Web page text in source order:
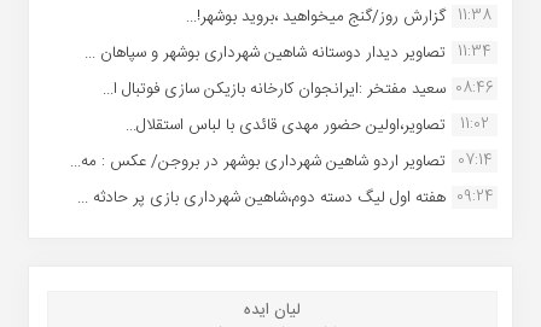
11:38 گزارش روز/گنج میخواهید ،بروید بوشهر!...
11:34 تصاویر دیدار دوستانه شاهین شهردارى بوشهر و سپاهان ...
08:46 سعید مفتخر :ایرانجوان کارخانه بازیکن سازی فوتبال ا...
11:02
تصاویر،اولین حضور مهدی قائدی با لباس استقلال...
07:14 تصاویر اردو شاهین شهرداری بوشهر در بروجن/ عکس : مه...
09:24 هفته اول لیگ دسته دوم،شاهین شهرداری بازی پر حادثه ...
لیان ایده